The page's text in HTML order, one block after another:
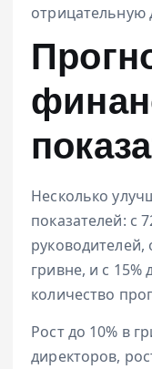
отрицательную
Несколько
показателей: с
гривне, и с 15%
количество
Рост до 10% в
директоров,